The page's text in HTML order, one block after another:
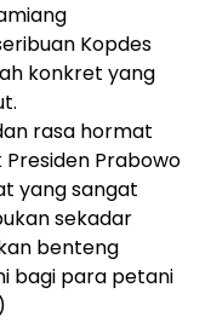
Kopdes
konkret yang
rasa hormat
Prabowo
yang sangat
sekadar
benteng
bagi para petani